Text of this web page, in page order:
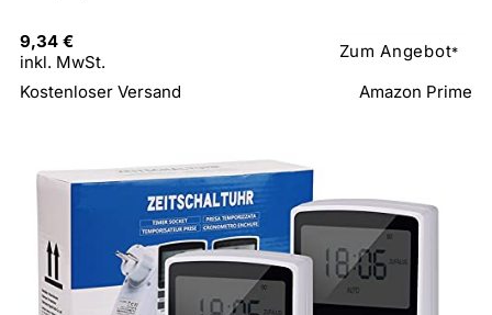
9,34 €
inkl. MwSt.
Zum Angebot*
Kostenloser Versand Amazon Prime